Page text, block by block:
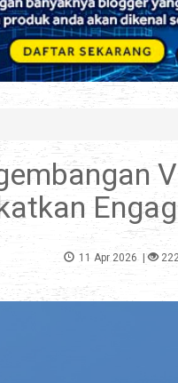
11 Apr 2026 |